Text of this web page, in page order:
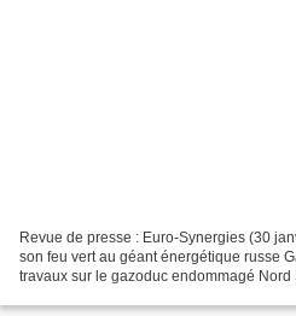
Revue de presse : Euro-Synergies (30
son feu vert au géant énergétique russe
travaux sur le gazoduc endommagé